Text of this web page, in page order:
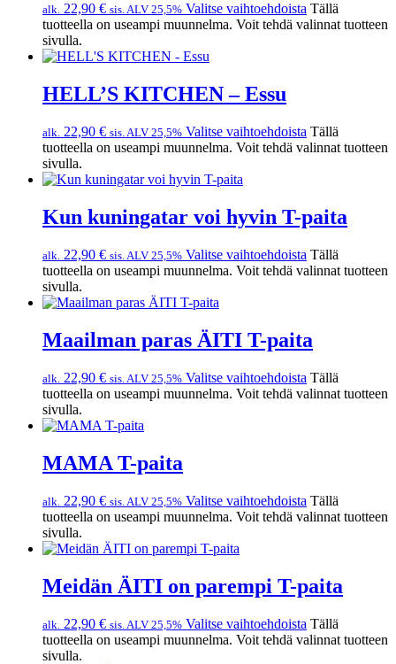
alk. 22,90 € sis. ALV 25,5% Valitse vaihtoehdoista Tällä
tuotteella on useampi muunnelma. Voit tehdä valinnat tuotteen
sivulla.
HELL’S KITCHEN – Essu
alk. 22,90 € sis. ALV 25,5% Valitse vaihtoehdoista Tällä
tuotteella on useampi muunnelma. Voit tehdä valinnat tuotteen
sivulla.
Kun kuningatar voi hyvin T-paita
alk. 22,90 € sis. ALV 25,5% Valitse vaihtoehdoista Tällä
tuotteella on useampi muunnelma. Voit tehdä valinnat tuotteen
sivulla.
Maailman paras ÄITI T-paita
alk. 22,90 € sis. ALV 25,5% Valitse vaihtoehdoista Tällä
tuotteella on useampi muunnelma. Voit tehdä valinnat tuotteen
sivulla.
MAMA T-paita
alk. 22,90 € sis. ALV 25,5% Valitse vaihtoehdoista Tällä
tuotteella on useampi muunnelma. Voit tehdä valinnat tuotteen
sivulla.
Meidän ÄITI on parempi T-paita
alk. 22,90 € sis. ALV 25,5% Valitse vaihtoehdoista Tällä
tuotteella on useampi muunnelma. Voit tehdä valinnat tuotteen
sivulla.